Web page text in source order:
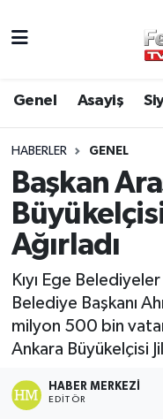
Genel Asayiş
HABERLER GENEL
Başkan
Ağırladı
Kıyı Ege
Belediye Başkanı
milyon 500 bin
Ankara Büyükelçisi
HABER MERKEZI
EDITÖR
Asayiş
Eğitim
Ekonomi
Kültür
Spor
Muğla Hava
Muğla Namaz
Muğla Trafik
Süper Lig Puan
Tüm Manşetler
Son Dakika
Haber Arşivi